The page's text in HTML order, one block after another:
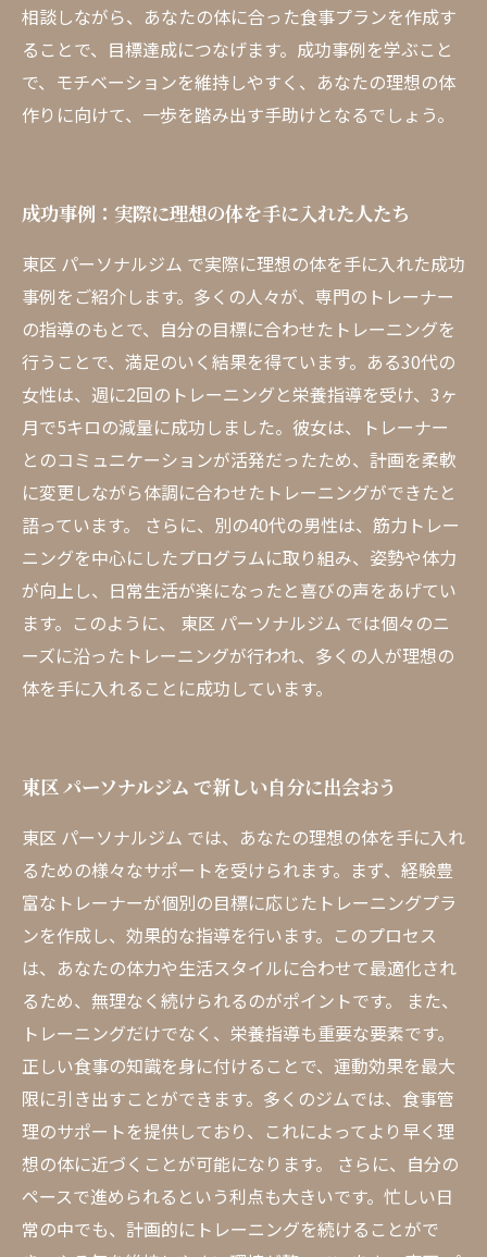
相談しながら、あなたの体に合った食事プランを作成す
ることで、目標達成につなげます。成功事例を学ぶこと
で、モチベーションを維持しやすく、あなたの理想の体
作りに向けて、一歩を踏み出す手助けとなるでしょう。
成功事例：実際に理想の体を手に入れた人たち
東区 パーソナルジム で実際に理想の体を手に入れた成功
事例をご紹介します。多くの人々が、専門のトレーナー
の指導のもとで、自分の目標に合わせたトレーニングを
行うことで、満足のいく結果を得ています。ある30代の
女性は、週に2回のトレーニングと栄養指導を受け、3ヶ
月で5キロの減量に成功しました。彼女は、トレーナー
とのコミュニケーションが活発だったため、計画を柔軟
に変更しながら体調に合わせたトレーニングができたと
語っています。 さらに、別の40代の男性は、筋力トレー
ニングを中心にしたプログラムに取り組み、姿勢や体力
が向上し、日常生活が楽になったと喜びの声をあげてい
ます。このように、 東区 パーソナルジム では個々のニ
ーズに沿ったトレーニングが行われ、多くの人が理想の
体を手に入れることに成功しています。
東区 パーソナルジム で新しい自分に出会おう
東区 パーソナルジム では、あなたの理想の体を手に入れ
るための様々なサポートを受けられます。まず、経験豊
富なトレーナーが個別の目標に応じたトレーニングプラ
ンを作成し、効果的な指導を行います。このプロセス
は、あなたの体力や生活スタイルに合わせて最適化され
るため、無理なく続けられるのがポイントです。 また、
トレーニングだけでなく、栄養指導も重要な要素です。
正しい食事の知識を身に付けることで、運動効果を最大
限に引き出すことができます。多くのジムでは、食事管
理のサポートを提供しており、これによってより早く理
想の体に近づくことが可能になります。 さらに、自分の
ペースで進められるという利点も大きいです。忙しい日
常の中でも、計画的にトレーニングを続けることがで